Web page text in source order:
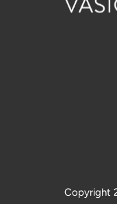
Copyright